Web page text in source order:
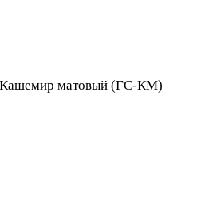
Кашемир матовый (ГС-КМ)